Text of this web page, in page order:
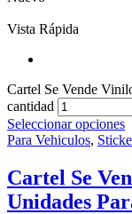
Vista Rápida
Cartel Se Vende
cantidad
Seleccionar opciones
Para Vehiculos,
Cartel Se
Unidades